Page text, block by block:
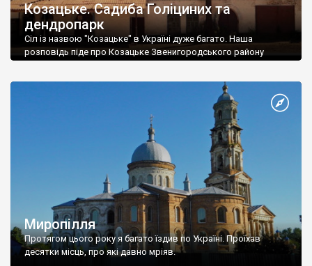
Козацьке. Садиба Голіциних та
дендропарк
Сіл із назвою "Козацьке" в Україні дуже багато. Наша
розповідь піде про Козацьке Звенигородського району
Миропілля
Протягом цього року я багато їздив по Україні. Проїхав
десятки місць, про які давно мріяв.